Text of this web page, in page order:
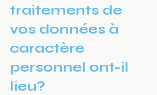
traitements de
vos données à
caractère
personnel ont-il
lieu?